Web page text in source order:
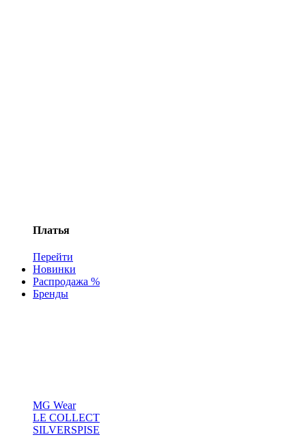
Платья
Перейти
Новинки
Распродажа %
Бренды
MG Wear
LE COLLECT
SILVERSPISE